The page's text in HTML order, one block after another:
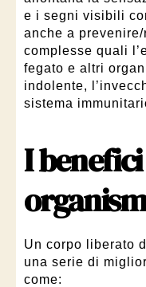
e i segni visibili
anche a
complesse quali
fegato e altri
indolente,
sistema
I
Un corpo liberato
una serie di
come: